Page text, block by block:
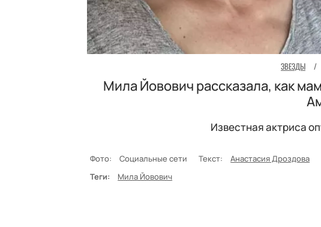
ЗВЕЗДЫ /
Мила Йовович рассказала, как
Известная актриса
Фото: Социальные сети Текст: Анастасия Дроздова
Теги:
Мила Йовович